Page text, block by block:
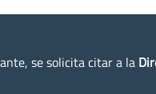
se solicita citar a la